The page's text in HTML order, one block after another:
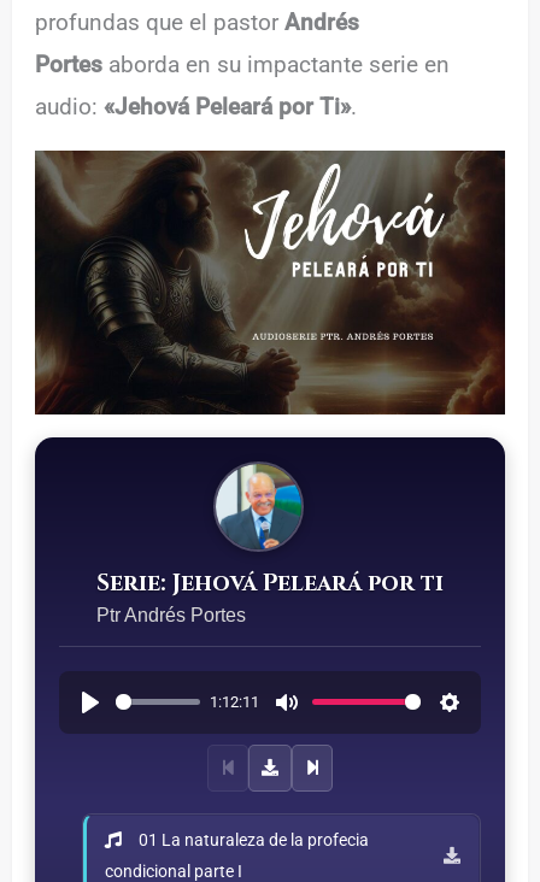
profundas que el pastorAndrés
Portes aborda en su impactante serie en
audio:«Jehová Peleará por Ti».
Serie: Jehová Peleará por ti
Ptr Andrés Portes
1:12:11
01 La naturaleza de la profecia
condicional parte I